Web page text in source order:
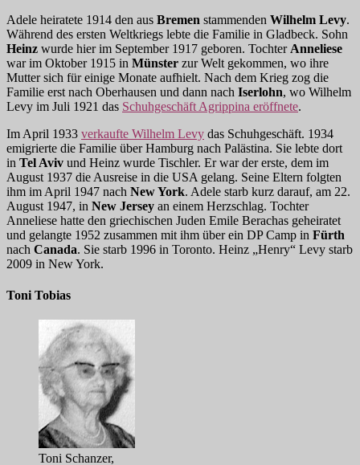
Adele heiratete 1914 den aus Bremen stammenden Wilhelm Levy.
Während des ersten Weltkriegs lebte die Familie in Gladbeck. Sohn
Heinz wurde hier im September 1917 geboren. Tochter Anneliese
war im Oktober 1915 in Münster zur Welt gekommen, wo ihre
Mutter sich für einige Monate aufhielt. Nach dem Krieg zog die
Familie erst nach Oberhausen und dann nach Iserlohn, wo Wilhelm
Levy im Juli 1921 das Schuhgeschäft Agrippina eröffnete.
Im April 1933 verkaufte Wilhelm Levy das Schuhgeschäft. 1934
emigrierte die Familie über Hamburg nach Palästina. Sie lebte dort
in Tel Aviv und Heinz wurde Tischler. Er war der erste, dem im
August 1937 die Ausreise in die USA gelang. Seine Eltern folgten
ihm im April 1947 nach New York. Adele starb kurz darauf, am 22.
August 1947, in New Jersey an einem Herzschlag. Tochter
Anneliese hatte den griechischen Juden Emile Berachas geheiratet
und gelangte 1952 zusammen mit ihm über ein DP Camp in Fürth
nach Canada. Sie starb 1996 in Toronto. Heinz „Henry“ Levy starb
2009 in New York.
Toni Tobias
Toni Schanzer,